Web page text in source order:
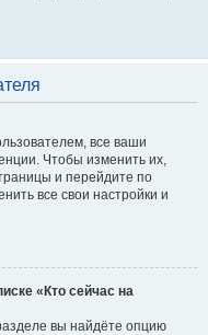
все ваши
Чтобы изменить их,
и перейдите по
все свои настройки и
«Кто сейчас на
вы найдёте опцию